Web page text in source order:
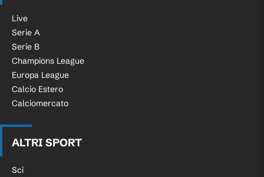
Live
Serie A
Serie B
Champions League
Europa League
Calcio Estero
Calciomercato
ALTRI SPORT
Sci